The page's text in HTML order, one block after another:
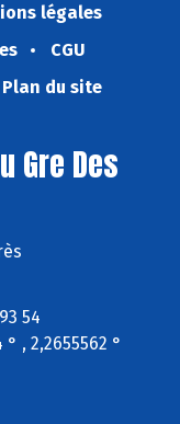
légales
CGU
Plan du site
Gre Des
54
, 2,2655562 °